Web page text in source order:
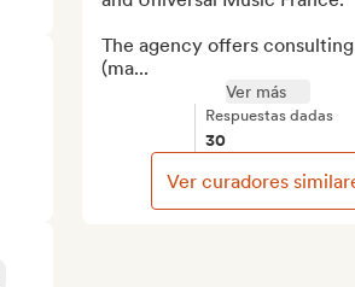
The agency offers
(ma...
Ver más
Respuestas dadas
30
Ver curadores